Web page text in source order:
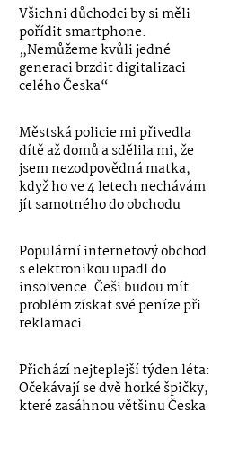
Všichni důchodci by si měli
pořídit smartphone.
„Nemůžeme kvůli jedné
generaci brzdit digitalizaci
celého Česka“
Městská policie mi přivedla
dítě až domů a sdělila mi, že
jsem nezodpovědná matka,
když ho ve 4 letech nechávám
jít samotného do obchodu
Populární internetový obchod
s elektronikou upadl do
insolvence. Češi budou mít
problém získat své peníze při
reklamaci
Přichází nejteplejší týden léta:
Očekávají se dvě horké špičky,
které zasáhnou většinu Česka